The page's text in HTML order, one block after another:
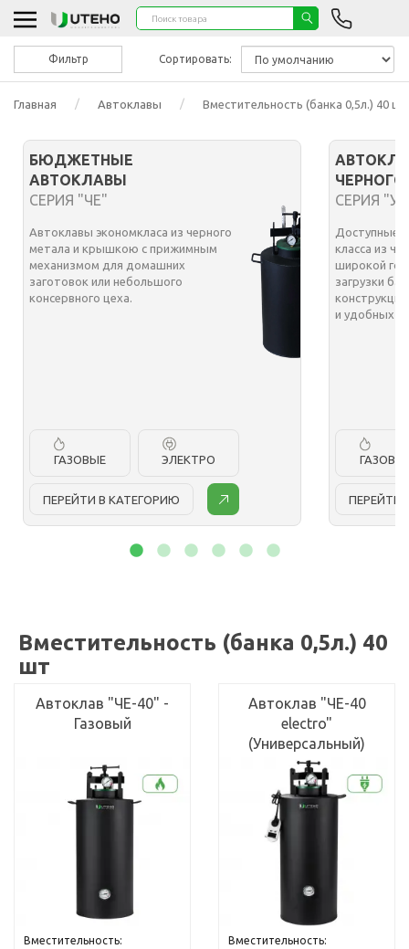
Главная Автоклавы Вместительность (банка 0,5л.) 40 шт
БЮДЖЕТНЫЕ
АВТОКЛАВЫ
СЕРИЯ "ЧЕ"
Автоклавы экономкласа из черного
метала и крышкою с прижимным
механизмом для домашних
заготовок или небольшого
консервного цеха.
ГАЗОВЫЕ ЭЛЕКТРО
ПЕРЕЙТИ В КАТЕГОРИЮ
СЕРИЯ
Доступные
класса из
широкой
загрузки
и удобных
ПЕРЕЙТИ
Вместительность (банка 0,5л.) 40
шт
Фильтр Сортировать:
Автоклав "ЧЕ-40" -
Газовый
Вместительность:
Автоклав "ЧЕ-40
electro"
(Универсальный)
Вместительность: